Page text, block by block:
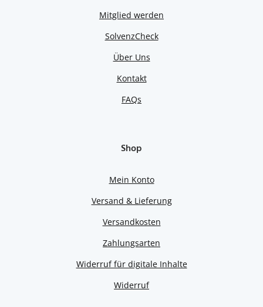
Mitglied werden
SolvenzCheck
Über Uns
Kontakt
FAQs
Shop
Mein Konto
Versand & Lieferung
Versandkosten
Zahlungsarten
Widerruf für digitale Inhalte
Widerruf